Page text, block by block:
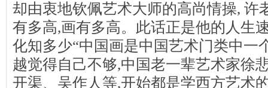
却由衷地钦佩艺术大师的高尚情操, 许
有多高,画有多高。此话正是他的人生
化知多少“中国画是中国艺术门类中一
越觉得自己不够,中国老一辈艺术家徐
开渠、吴作人等,开始都是学西方艺术